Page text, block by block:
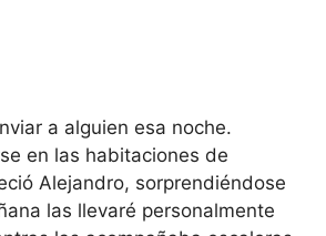
a alguien esa noche.
en las habitaciones de
Alejandro, sorprendiéndose
las llevaré personalmente